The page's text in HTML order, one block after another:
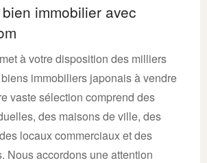
immobilier avec
à votre disposition des milliers
immobiliers japonais à vendre
vaste sélection comprend des
des maisons de ville, des
locaux commerciaux et des
Nous accordons une attention